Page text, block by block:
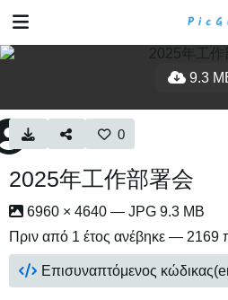
9.3
0
2025年工作部署会
6960 × 4640 — JPG 9.3 MB
Πριν από 1 έτος ανέβηκε — 2169
Επισυναπτόμενος